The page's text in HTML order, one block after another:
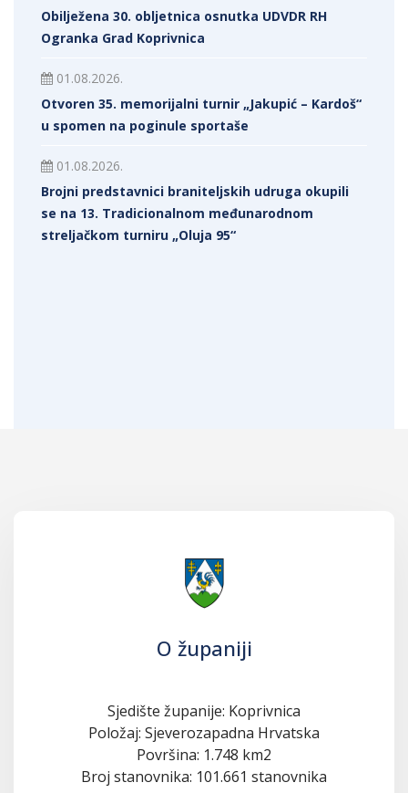
Obilježena 30. obljetnica osnutka UDVDR RH
Ogranka Grad Koprivnica
01.08.2026.
Otvoren 35. memorijalni turnir „Jakupić – Kardoš“
u spomen na poginule sportaše
01.08.2026.
Brojni predstavnici braniteljskih udruga okupili
se na 13. Tradicionalnom međunarodnom
streljačkom turniru „Oluja 95“
O županiji
Sjedište županije: Koprivnica
Položaj: Sjeverozapadna Hrvatska
Površina: 1.748 km2
Broj stanovnika: 101.661 stanovnika